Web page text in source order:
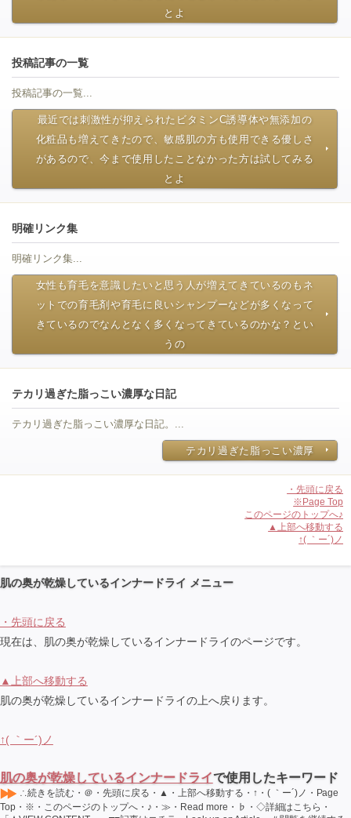
とよ
投稿記事の一覧
投稿記事の一覧...
最近では刺激性が抑えられたビタミンC誘導体や無添加の
化粧品も増えてきたので、敏感肌の方も使用できる優しさ
があるので、今まで使用したことなかった方は試してみる
とよ
明確リンク集
明確リンク集...
女性も育毛を意識したいと思う人が増えてきているのもネ
ットでの育毛剤や育毛に良いシャンプーなどが多くなって
きているのでなんとなく多くなってきているのかな？とい
うの
テカリ過ぎた脂っこい濃厚な日記
テカリ過ぎた脂っこい濃厚な日記。...
テカリ過ぎた脂っこい濃厚
・先頭に戻る
※Page Top
このページのトップへ♪
▲上部へ移動する
↑( ｀ー´)ノ
肌の奥が乾燥しているインナードライ メニュー
・先頭に戻る
現在は、肌の奥が乾燥しているインナードライのページです。
▲上部へ移動する
肌の奥が乾燥しているインナードライの上へ戻ります。
↑( ｀ー´)ノ
肌の奥が乾燥しているインナードライで使用したキーワード
∴続きを読む・＠・先頭に戻る・▲・上部へ移動する・↑・( ｀ー´)ノ・Page
Top・※・このページのトップへ・♪・≫・Read more・♭・◇詳細はこちら・